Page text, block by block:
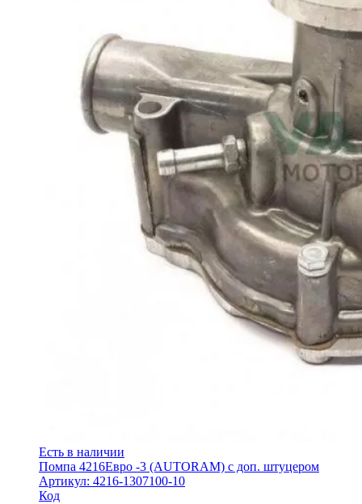
Есть в наличии
Помпа 4216Евро -3 (AUTORAM) с доп. штуцером
Артикул: 4216-1307100-10
Код